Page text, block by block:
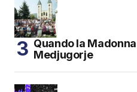
Quando la
Medjugorje